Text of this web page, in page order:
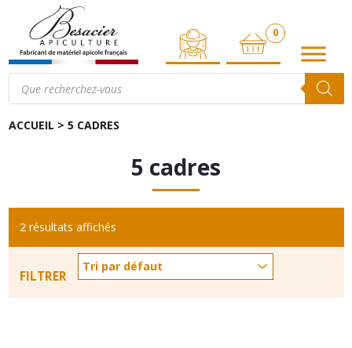
0
ARTICLE
Recherche
produits
ACCUEIL > 5 CADRES
5 cadres
2 résultats affichés
FILTRER